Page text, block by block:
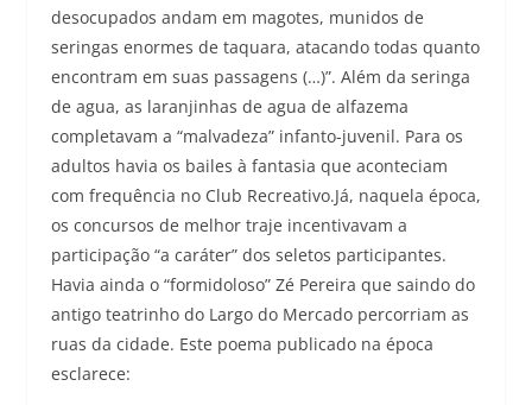
desocupados andam em magotes, munidos de
seringas enormes de taquara, atacando todas quanto
encontram em suas passagens (…)”. Além da seringa
de agua, as laranjinhas de agua de alfazema
completavam a “malvadeza” infanto-juvenil. Para os
adultos havia os bailes à fantasia que aconteciam
com frequência no Club Recreativo.Já, naquela época,
os concursos de melhor traje incentivavam a
participação “a caráter” dos seletos participantes.
Havia ainda o “formidoloso” Zé Pereira que saindo do
antigo teatrinho do Largo do Mercado percorriam as
ruas da cidade. Este poema publicado na época
esclarece: